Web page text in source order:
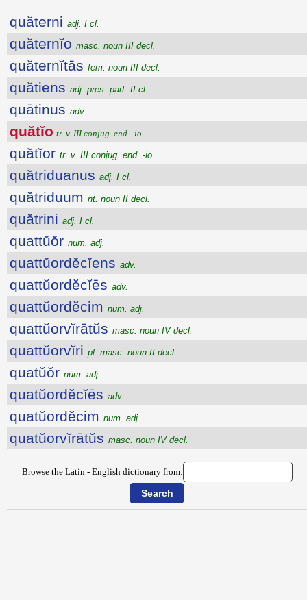
quăterni adj. I cl.
quăternĭo masc. noun III decl.
quăternĭtās fem. noun III decl.
quătiens adj. pres. part. II cl.
quātinus adv.
quătĭo tr. v. III conjug. end. -io
quătĭor tr. v. III conjug. end. -io
quătriduanus adj. I cl.
quătriduum nt. noun II decl.
quătrini adj. I cl.
quattŭŏr num. adj.
quattŭordĕcĭens adv.
quattŭordĕcĭēs adv.
quattŭordĕcim num. adj.
quattŭorvĭrātŭs masc. noun IV decl.
quattŭorvĭri pl. masc. noun II decl.
quatŭŏr num. adj.
quatŭordĕcĭēs adv.
quatŭordĕcim num. adj.
quatŭorvĭrātŭs masc. noun IV decl.
Browse the Latin - English dictionary from: